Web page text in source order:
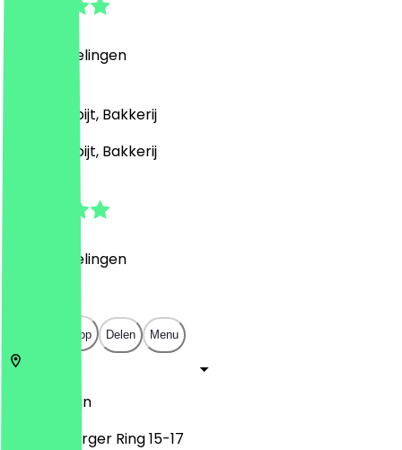
Beoordelingen
Café, Ontbijt, Bakkerij
Café, Ontbijt, Bakkerij
Beoordelingen
Open in app Delen Menu
Berlijn
Senftenberger Ring 15-17